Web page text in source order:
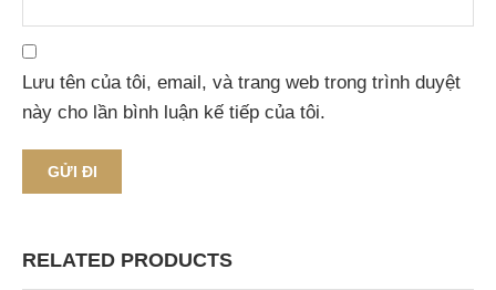
Lưu tên của tôi, email, và trang web trong trình duyệt
này cho lần bình luận kế tiếp của tôi.
RELATED PRODUCTS